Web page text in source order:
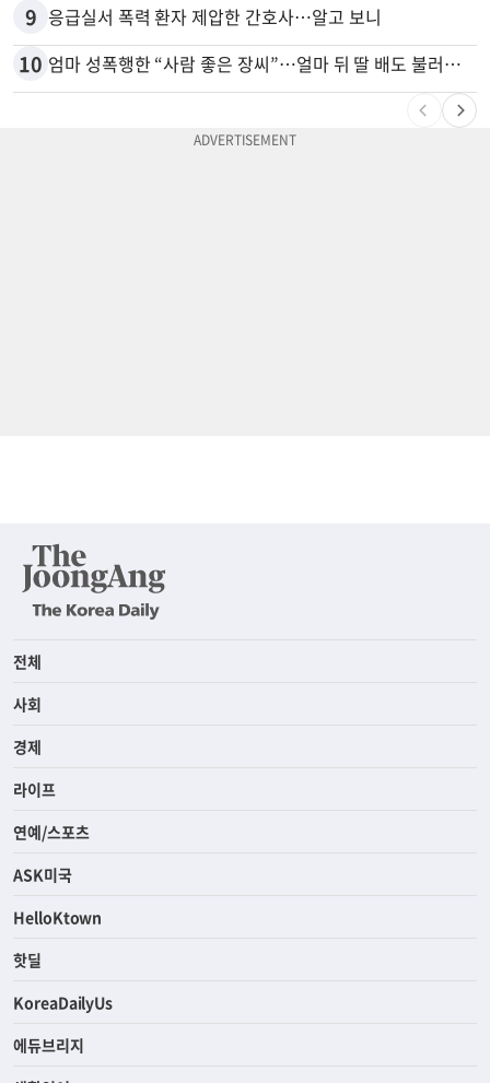
9 응급실서 폭력 환자 제압한 간호사…알고 보니
10 엄마 성폭행한 “사람 좋은 장씨”…얼마 뒤 딸 배도 불러왔다
전체
사회
경제
라이프
연예/스포츠
ASK미국
HelloKtown
핫딜
KoreaDailyUs
에듀브리지